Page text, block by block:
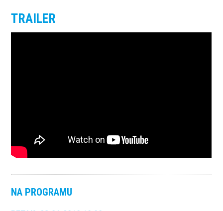
TRAILER
NA PROGRAMU